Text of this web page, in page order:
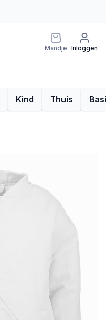
Mandje Inloggen
Kind Thuis